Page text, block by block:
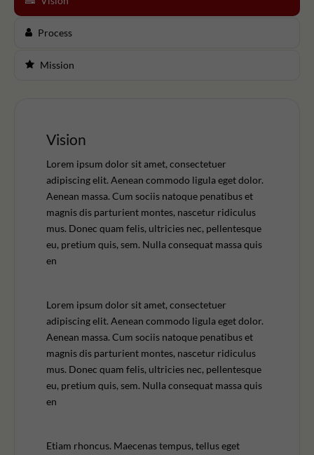
Process
Mission
Vision
Lorem ipsum dolor sit amet, consectetuer
adipiscing elit. Aenean commodo ligula eget dolor.
Aenean massa. Cum sociis natoque penatibus et
magnis dis parturient montes, nascetur ridiculus
mus. Donec quam felis, ultricies nec, pellentesque
eu, pretium quis, sem. Nulla consequat massa quis
en
Lorem ipsum dolor sit amet, consectetuer
adipiscing elit. Aenean commodo ligula eget dolor.
Aenean massa. Cum sociis natoque penatibus et
magnis dis parturient montes, nascetur ridiculus
mus. Donec quam felis, ultricies nec, pellentesque
eu, pretium quis, sem. Nulla consequat massa quis
en
Etiam rhoncus. Maecenas tempus, tellus eget